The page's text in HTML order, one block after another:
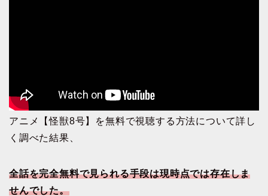
アニメ【怪獣8号】を無料で視聴する方法について詳し
く調べた結果、
全話を完全無料で見られる手段は現時点では存在しま
せんでした。